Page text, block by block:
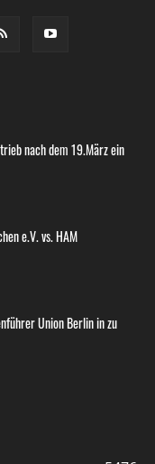
nach dem 19.März ein
e.V. vs. HAM
Union Berlin in zu